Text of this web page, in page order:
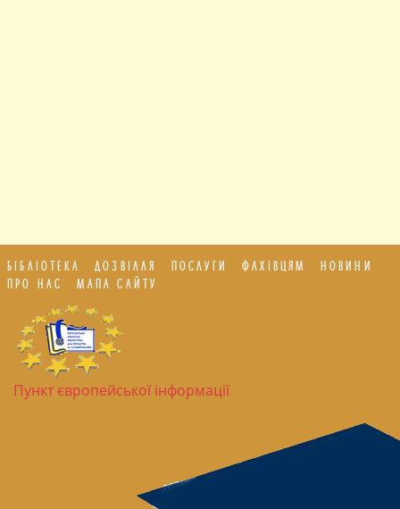
БІБЛІОТЕКА ДОЗВІЛЛЯ ПОСЛУГИ ФАХІВЦЯМ
НОВИНИ
ПРО НАС
МАПА САЙТУ
Пункт європейської інформації